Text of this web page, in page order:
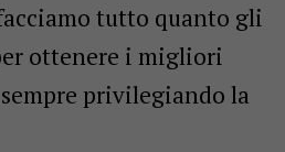
tutto quanto gli
ottenere i migliori
privilegiando la